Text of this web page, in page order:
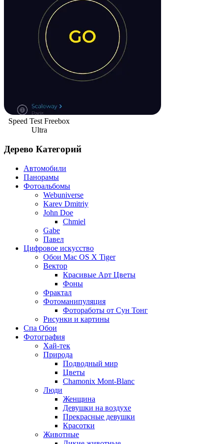
Speed Test Freebox
Ultra
Дерево Категорий
Автомобили
Панорамы
Фотоальбомы
Webuniverse
Karev Dmitriy
John Doe
Chmiel
Gabe
Павел
Цифровое искусство
Обои Mac OS X Tiger
Вектор
Красивые Арт Цветы
Фоны
Фрактал
Фотоманипуляция
Фотоработы от Сун Тонг
Рисунки и картины
Спа Обои
Фотография
Хай-тек
Природа
Подводный мир
Цветы
Chamonix Mont-Blanc
Люди
Женщина
Девушки на воздухе
Прекрасные девушки
Красотки
Животные